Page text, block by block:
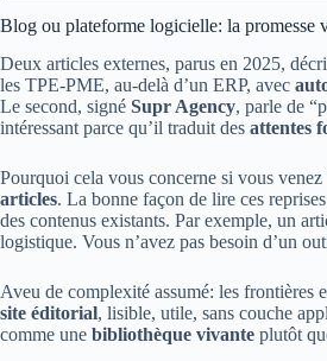
Blog ou plateforme logicielle: la promesse
Deux articles externes, parus en 2025,
les TPE-PME, au-delà d’un ERP, avec
Le second, signé Supr Agency, parle de
intéressant parce qu’il traduit des attentes
Pourquoi cela vous concerne si vous
articles. La bonne façon de lire ces
des contenus existants. Par exemple, un
logistique. Vous n’avez pas besoin d’un
Aveu de complexité assumé: les frontières
site éditorial, lisible, utile, sans couche
comme une bibliothèque vivante plutôt